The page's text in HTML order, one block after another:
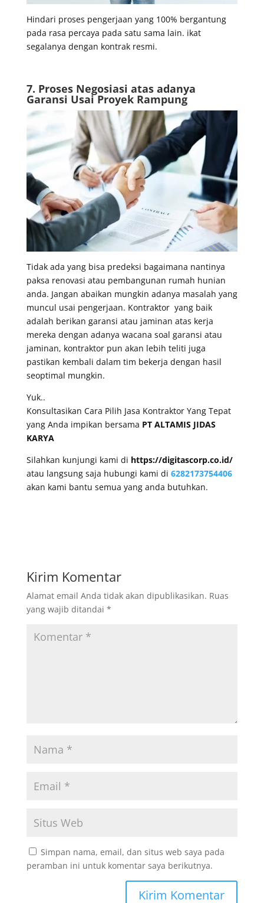
Hindari proses pengerjaan yang 100% bergantung
pada rasa percaya pada satu sama lain. ikat
segalanya dengan kontrak resmi.
7. Proses Negosiasi atas adanya
Garansi Usai Proyek Rampung
Tidak ada yang bisa predeksi bagaimana nantinya
paksa renovasi atau pembangunan rumah hunian
anda. Jangan abaikan mungkin adanya masalah yang
muncul usai pengerjaan. Kontraktor yang baik
adalah berikan garansi atau jaminan atas kerja
mereka dengan adanya wacana soal garansi atau
jaminan, kontraktor pun akan lebih teliti juga
pastikan kembali dalam tim bekerja dengan hasil
seoptimal mungkin.
Yuk..
Konsultasikan Cara Pilih Jasa Kontraktor Yang Tepat
yang Anda impikan bersama PT ALTAMIS JIDAS
KARYA
Silahkan kunjungi kami di https://digitascorp.co.id/
atau langsung saja hubungi kami di 6282173754406
akan kami bantu semua yang anda butuhkan.
Kirim Komentar
Alamat email Anda tidak akan dipublikasikan. Ruas
yang wajib ditandai *
Simpan nama, email, dan situs web saya pada
peramban ini untuk komentar saya berikutnya.